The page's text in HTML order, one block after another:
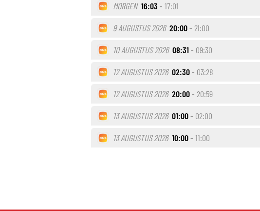
MORGEN 16:03 - 17:01
9 AUGUSTUS 2026 20:00- 21:00
10 AUGUSTUS 2026 08:31- 09:30
12 AUGUSTUS 2026 02:30- 03:28
12 AUGUSTUS 2026 20:00- 20:59
13 AUGUSTUS 2026 01:00- 02:00
13 AUGUSTUS 2026 10:00- 11:00